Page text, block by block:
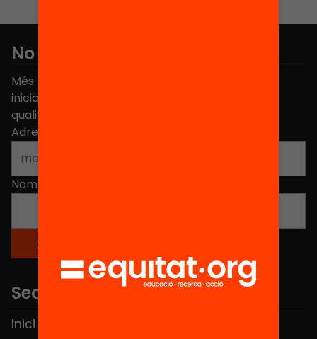
No et perdis res
Més de 40.000 persones ja han triat Equitat. Rep
iniciatives, propostes i projectes per millorar la
qualitat de l'educació a Catalunya.
Adreça electrònica
Nom
Seccions
Inici